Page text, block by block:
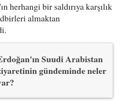
herhangi bir saldırıya karşılık
almaktan
Suudi Arabistan
gündeminde neler